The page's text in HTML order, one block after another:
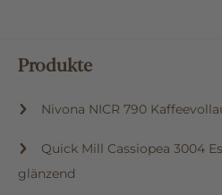
Produkte
Nivona NICR 790
Quick Mill Cassiopea 3004
glänzend